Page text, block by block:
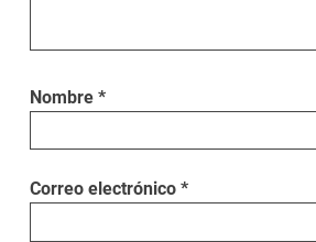
Nombre*
Correo electrónico*